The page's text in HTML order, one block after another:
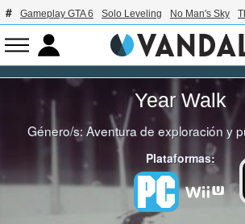
Gameplay GTA 6 Solo Leveling No Man's Sky
Year Walk
Género/s:Aventura de exploración y
Plataformas: